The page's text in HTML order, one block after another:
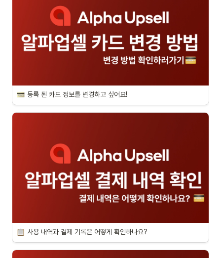
등록 된 카드 정보를 변경하고 싶어요!
사용 내역과 결제 기록은 어떻게 확인하나요?